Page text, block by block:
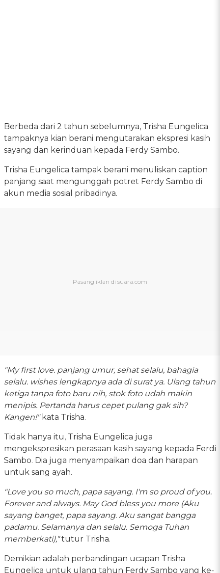
Berbeda dari 2 tahun sebelumnya, Trisha Eungelica
tampaknya kian berani mengutarakan ekspresi kasih
sayang dan kerinduan kepada Ferdy Sambo.
Trisha Eungelica tampak berani menuliskan caption
panjang saat mengunggah potret Ferdy Sambo di
akun media sosial pribadinya.
"My first love. panjang umur, sehat selalu, bahagia
selalu. wishes lengkapnya ada di surat ya. Ulang tahun
ketiga tanpa foto baru nih, stok foto udah makin
menipis. Pertanda harus cepet pulang gak sih?
Kangen!"kata Trisha.
Tidak hanya itu, Trisha Eungelica juga
mengekspresikan perasaan kasih sayang kepada Ferdi
Sambo. Dia juga menyampaikan doa dan harapan
untuk sang ayah.
"Love you so much, papa sayang. I'm so proud of you.
Forever and always. May God bless you more (Aku
sayang banget, papa sayang. Aku sangat bangga
padamu. Selamanya dan selalu. Semoga Tuhan
memberkati),"tutur Trisha.
Demikian adalah perbandingan ucapan Trisha
Eungelica untuk ulang tahun Ferdy Sambo yang ke-